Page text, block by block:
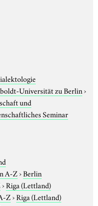
Universität zu Berlin›
und
Seminar
A-Z›Berlin
›Riga (Lettland)
Z›Riga (Lettland)